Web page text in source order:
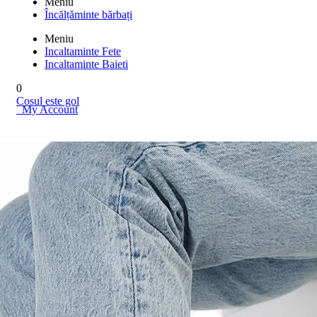
Încălțăminte bărbați
Meniu
Incaltaminte Fete
Incaltaminte Baieti
0
Cosul este gol
My Account